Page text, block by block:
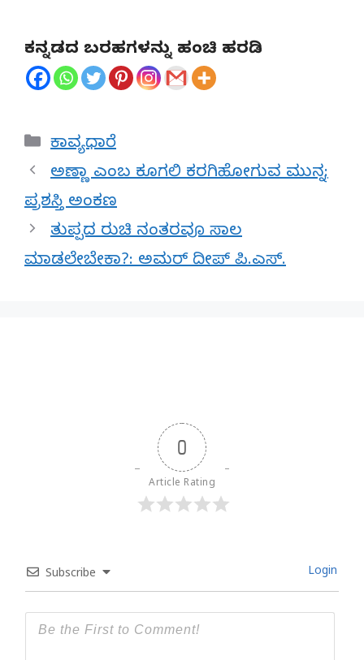
ಕನ್ನಡದ ಬರಹಗಳನ್ನು ಹಂಚಿ ಹರಡಿ
Categories
ಕಾವ್ಯಧಾರೆ
ಅಣ್ಣಾ ಎಂಬ ಕೂಗಲಿ ಕರಗಿಹೋಗುವ ಮುನ್ನ:
ಪ್ರಶಸ್ತಿ ಅಂಕಣ
ತುಪ್ಪದ ರುಚಿ ನಂತರವೂ ಸಾಲ
ಮಾಡಲೇಬೇಕಾ?: ಅಮರ್ ದೀಪ್ ಪಿ.ಎಸ್.
0
Article Rating
Subscribe Login